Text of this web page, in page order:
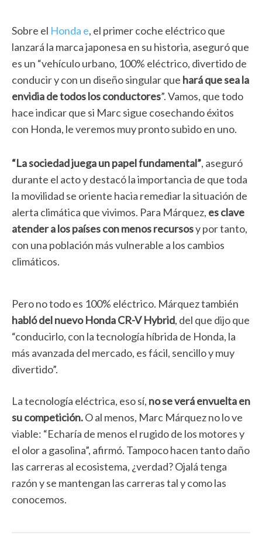
Sobre el Honda e, el primer coche eléctrico que
lanzará la marca japonesa en su historia, aseguró que
es un “vehículo urbano, 100% eléctrico, divertido de
conducir y con un diseño singular que hará que sea la
envidia de todos los conductores”. Vamos, que todo
hace indicar que si Marc sigue cosechando éxitos
con Honda, le veremos muy pronto subido en uno.
“La sociedad juega un papel fundamental”, aseguró
durante el acto y destacó la importancia de que toda
la movilidad se oriente hacia remediar la situación de
alerta climática que vivimos. Para Márquez, es clave
atender a los países con menos recursosy por tanto,
con una población más vulnerable a los cambios
climáticos.
Pero no todo es 100% eléctrico. Márquez también
habló del nuevo Honda CR-V Hybrid, del que dijo que
“conducirlo, con la tecnología híbrida de Honda, la
más avanzada del mercado, es fácil, sencillo y muy
divertido”.
La tecnología eléctrica, eso sí, no se verá envuelta en
su competición.O al menos, Marc Márquez no lo ve
viable: “Echaría de menos el rugido de los motores y
el olor a gasolina”, afirmó. Tampoco hacen tanto daño
las carreras al ecosistema, ¿verdad? Ojalá tenga
razón y se mantengan las carreras tal y como las
conocemos.